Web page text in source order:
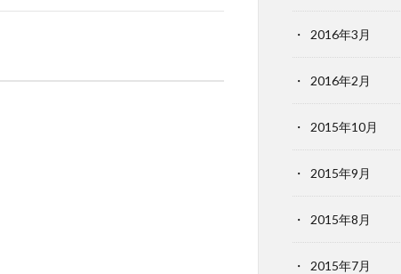
2016年3月
2016年2月
2015年10月
2015年9月
2015年8月
2015年7月